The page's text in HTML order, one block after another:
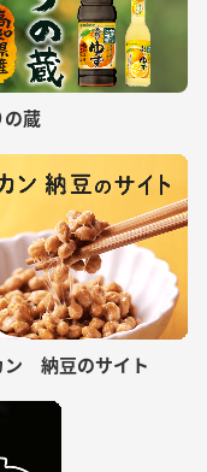
の蔵
ン 納豆のサイト